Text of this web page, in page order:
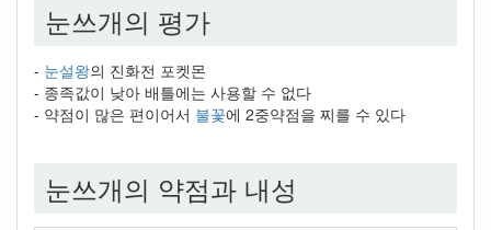
눈쓰개의 평가
- 눈설왕의 진화전 포켓몬
- 종족값이 낮아 배틀에는 사용할 수 없다
- 약점이 많은 편이어서 불꽃에 2중약점을 찌를 수 있다
눈쓰개의 약점과 내성